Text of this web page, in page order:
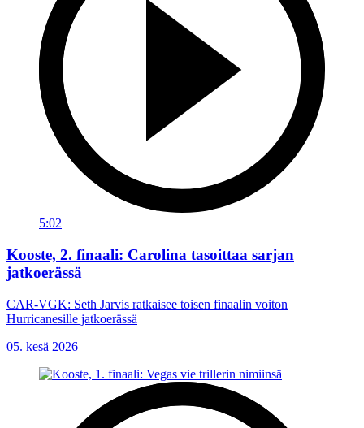
5:02
Kooste, 2. finaali: Carolina tasoittaa sarjan
jatkoerässä
CAR-VGK: Seth Jarvis ratkaisee toisen finaalin voiton
Hurricanesille jatkoerässä
05. kesä 2026